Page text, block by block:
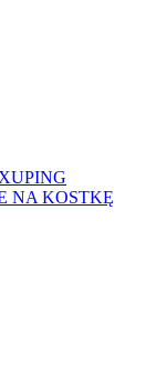
NA KOSTKĘ